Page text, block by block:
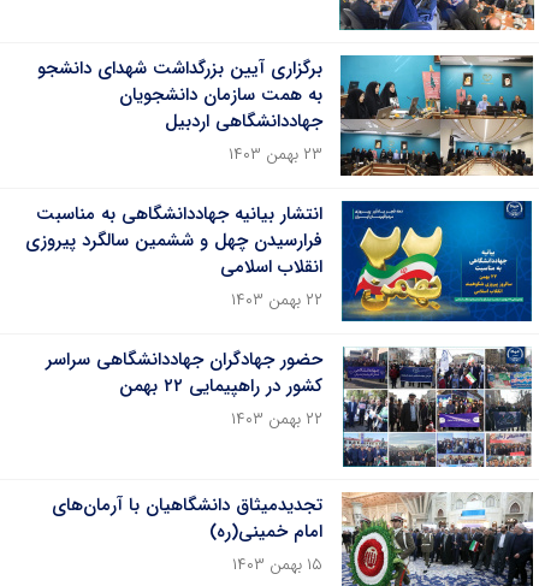
برگزاری آیین بزرگداشت شهدای دانشجو
به همت سازمان دانشجویان
جهاددانشگاهی اردبیل
۲۳ بهمن ۱۴۰۳
انتشار بیانیه جهاددانشگاهی به مناسبت
فرارسیدن چهل و ششمین سالگرد پیروزی
انقلاب اسلامی
۲۲ بهمن ۱۴۰۳
حضور جهادگران جهاددانشگاهی سراسر
کشور در راهپیمایی ۲۲ بهمن
۲۲ بهمن ۱۴۰۳
تجدیدمیثاق دانشگاهیان با آرمان‌های
امام خمینی(ره)
۱۵ بهمن ۱۴۰۳